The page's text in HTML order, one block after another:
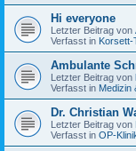
Hi everyone
Letzter Beitrag von
Verfasst in Korsett-
Ambulante
Letzter Beitrag von
Verfasst in Medizin
Dr. Christian
Letzter Beitrag von
Verfasst in OP-